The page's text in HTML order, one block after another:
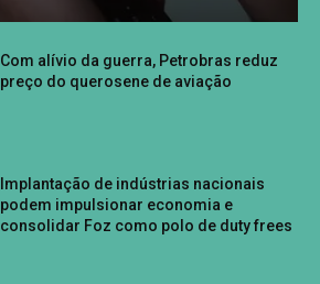
Com alívio da guerra, Petrobras reduz
preço do querosene de aviação
Implantação de indústrias nacionais
podem impulsionar economia e
consolidar Foz como polo de duty frees